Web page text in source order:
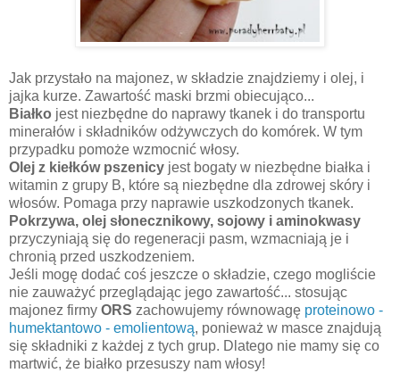
Jak przystało na majonez, w składzie znajdziemy i olej, i
jajka kurze. Zawartość maski brzmi obiecująco...
Białko jest niezbędne do naprawy tkanek i do transportu
minerałów i składników odżywczych do komórek. W tym
przypadku pomoże wzmocnić włosy.
Olej z kiełków pszenicy jest bogaty w niezbędne białka i
witamin z grupy B, które są niezbędne dla zdrowej skóry i
włosów. Pomaga przy naprawie uszkodzonych tkanek.
Pokrzywa, olej słonecznikowy, sojowy i aminokwasy
przyczyniają się do regeneracji pasm, wzmacniają je i
chronią przed uszkodzeniem.
Jeśli mogę dodać coś jeszcze o składzie, czego mogliście
nie zauważyć przeglądając jego zawartość... stosując
majonez firmy ORS zachowujemy równowagę proteinowo -
humektantowo - emolientową, ponieważ w masce znajdują
się składniki z każdej z tych grup. Dlatego nie mamy się co
martwić, że białko przesuszy nam włosy!